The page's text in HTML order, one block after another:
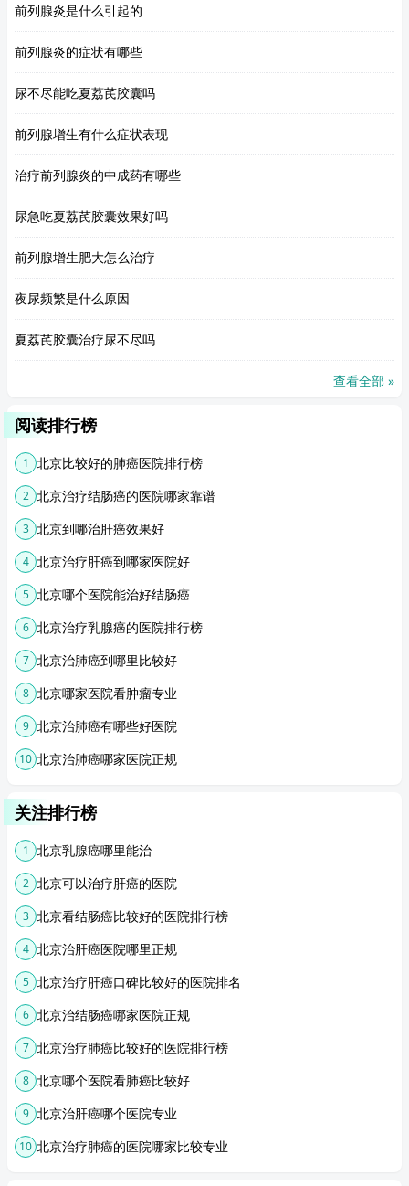
前列腺炎是什么引起的
前列腺炎的症状有哪些
尿不尽能吃夏荔芪胶囊吗
前列腺增生有什么症状表现
治疗前列腺炎的中成药有哪些
尿急吃夏荔芪胶囊效果好吗
前列腺增生肥大怎么治疗
夜尿频繁是什么原因
夏荔芪胶囊治疗尿不尽吗
查看全部 »
阅读排行榜
1 北京比较好的肺癌医院排行榜
2 北京治疗结肠癌的医院哪家靠谱
3 北京到哪治肝癌效果好
4 北京治疗肝癌到哪家医院好
5 北京哪个医院能治好结肠癌
6 北京治疗乳腺癌的医院排行榜
7 北京治肺癌到哪里比较好
8 北京哪家医院看肿瘤专业
9 北京治肺癌有哪些好医院
10 北京治肺癌哪家医院正规
关注排行榜
1 北京乳腺癌哪里能治
2 北京可以治疗肝癌的医院
3 北京看结肠癌比较好的医院排行榜
4 北京治肝癌医院哪里正规
5 北京治疗肝癌口碑比较好的医院排名
6 北京治结肠癌哪家医院正规
7 北京治疗肺癌比较好的医院排行榜
8 北京哪个医院看肺癌比较好
9 北京治肝癌哪个医院专业
10 北京治疗肺癌的医院哪家比较专业